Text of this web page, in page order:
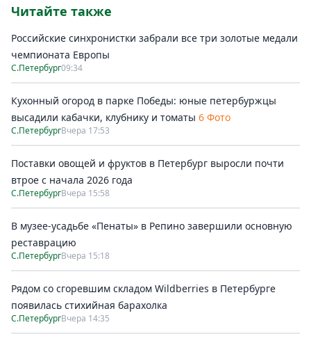
Читайте также
Российские синхронистки забрали все три золотые медали
чемпионата Европы
С.Петербург09:34
Кухонный огород в парке Победы: юные петербуржцы
высадили кабачки, клубнику и томаты 6 Фото
С.ПетербургВчера 17:53
Поставки овощей и фруктов в Петербург выросли почти
втрое с начала 2026 года
С.ПетербургВчера 15:58
В музее-усадьбе «Пенаты» в Репино завершили основную
реставрацию
С.ПетербургВчера 15:18
Рядом со сгоревшим складом Wildberries в Петербурге
появилась стихийная барахолка
С.ПетербургВчера 14:35